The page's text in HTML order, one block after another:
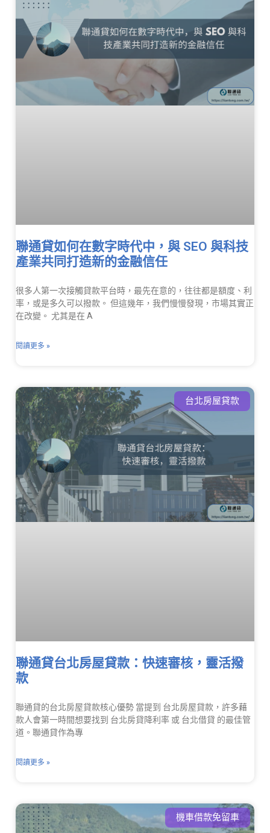
聯通貸如何在數字時代中，與 SEO 與科技
產業共同打造新的金融信任
很多人第一次接觸貸款平台時，最先在意的，往往都是額度、利
率，或是多久可以撥款。 但這幾年，我們慢慢發現，市場其實正
在改變。 尤其是在 A
閱讀更多 »
台北房屋貸款
聯通貸台北房屋貸款：快速審核，靈活撥
款
聯通貸的台北房屋貸款核心優勢 當提到 台北房屋貸款，許多藉
款人會第一時間想要找到 台北房貸降利率 或 台北借貸 的最佳管
道。聯通貸作為專
閱讀更多 »
機車借款免留車